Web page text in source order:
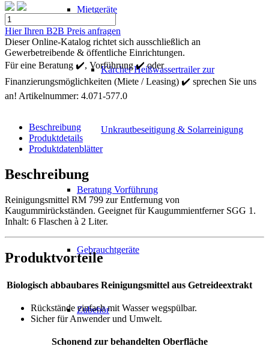
Mietgeräte
Kärcher Heißwassertrailer zur
Unkrautbeseitigung & Solarreinigung
Beratung Vorführung
Gebrauchtgeräte
Zubehör
Kärcher
RM
799
SGG
1
6x2l
Menge
Hier Ihren B2B Preis anfragen
Dieser Online-Katalog richtet sich ausschließlich an
Gewerbetreibende & öffentliche Einrichtungen.
Für eine Beratung ✔️, Vorführung ✔️ oder
Finanzierungsmöglichkeiten (Miete / Leasing) ✔️ sprechen Sie uns
an! Artikelnummer: 4.071-577.0
Beschreibung
Produktdetails
Produktdatenblätter
Beschreibung
Reinigungsmittel RM 799 zur Entfernung von
Kaugummirückständen. Geeignet für Kaugummientferner SGG 1.
Inhalt: 6 Flaschen à 2 Liter.
Produktvorteile
Biologisch abbaubares Reinigungsmittel aus Getreideextrakt
Rückstände einfach mit Wasser wegspülbar.
Sicher für Anwender und Umwelt.
Schonend zur behandelten Oberfläche